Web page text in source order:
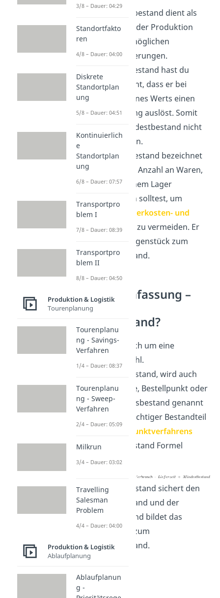
Der Mindestbestand dient als
Absicherung der Produktion
gegenüber möglichen
Lieferverzögerungen.
Zum Meldebestand hast du
gerade gelernt, dass er bei
Erreichen seines Werts einen
Bestellvorgang auslöst. Somit
wird der Mindestbestand nicht
unterschritten.
Der Höchstbestand bezeichnet
die maximale Anzahl an Waren,
die du in deinem Lager
unterbringen solltest, um
unnötige
Lagerkosten- und
Lagerzinsen
zu vermeiden. Er
bildet das Gegenstück zum
Mindestbestand.
Zusammenfassung –
Was ist ein
Meldebestand?
Es handelt sich um eine
Lagerkennzahl.
Der Meldebestand, wird auch
Bestellgrenze, Bestellpunkt oder
Anforderungsbestand genannt
und ist ein wichtiger Bestandteil
Bestellpunktverfahrens
Die Meldebestand Formel
lautet:
Der Meldebestand sichert den
Mindestbestand und der
Höchstbestand bildet das
Gegenstück zum
Mindestbestand.
3/8 – Dauer: 04:29
Standortfakto
ren
4/8 – Dauer: 04:00
Diskrete
Standortplan
ung
5/8 – Dauer: 04:51
Kontinuierlich
e
Standortplan
ung
6/8 – Dauer: 07:57
Transportpro
blem I
7/8 – Dauer: 08:39
Transportpro
blem II
8/8 – Dauer: 04:50
Produktion & Logistik
Tourenplanung
Tourenplanu
ng - Savings-
Verfahren
1/4 – Dauer: 08:37
Tourenplanu
ng - Sweep-
Verfahren
2/4 – Dauer: 05:09
Milkrun
3/4 – Dauer: 03:02
Travelling
Salesman
Problem
4/4 – Dauer: 04:00
Produktion & Logistik
Ablaufplanung
Ablaufplanun
g -